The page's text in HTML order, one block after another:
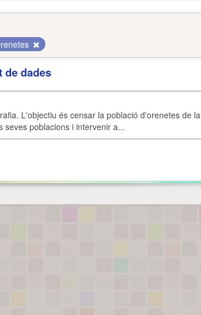
de dades
L'objectiu és censar la població d'orenetes de la
poblacions i intervenir a...